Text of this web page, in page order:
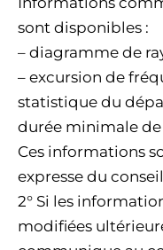
sont disponibles :
– diagramme de
– excursion de
statistique du
durée minimale de
Ces informations
expresse du
2° Si les
modifiées